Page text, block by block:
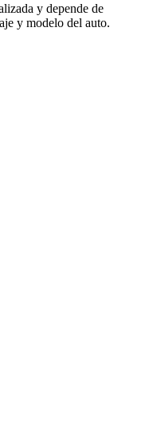
y depende de
y modelo del auto.